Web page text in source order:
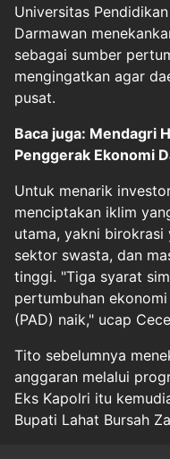
Universitas
Darmawan
sebagai sumber
mengingatkan agar
pusat.
Baca juga: Mendagri
Penggerak Ekonomi
Untuk menarik
menciptakan iklim
utama, yakni birokrasi
sektor swasta, dan
tinggi. "Tiga syarat
pertumbuhan
(PAD) naik," ucap
Tito sebelumnya
anggaran melalui
Eks Kapolri itu
Bupati Lahat Bursah